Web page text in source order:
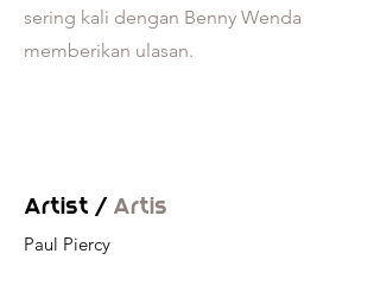
sering kali dengan Benny Wenda
memberikan ulasan.
Artist / Artis
Paul Piercy